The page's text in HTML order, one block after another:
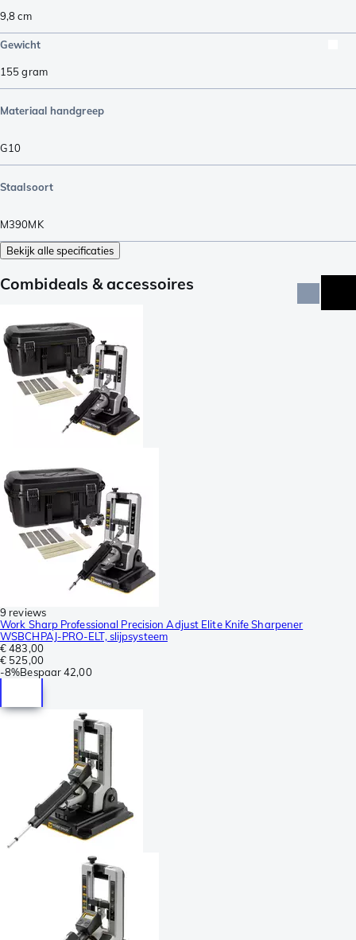
9,8cm
Gewicht
155gram
Materiaal handgreep
G10
Staalsoort
M390MK
Bekijk alle specificaties
Combideals & accessoires
9 reviews
Work Sharp Professional Precision Adjust Elite Knife Sharpener
WSBCHPAJ-PRO-ELT, slijpsysteem
€ 483,00
€ 525,00
-8%Bespaar42,00